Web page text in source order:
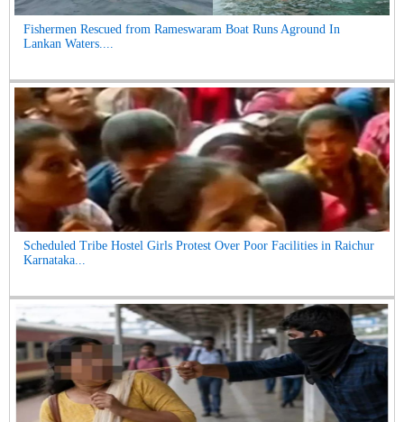
Fishermen Rescued from Rameswaram Boat Runs Aground In
Lankan Waters....
Scheduled Tribe Hostel Girls Protest Over Poor Facilities in Raichur
Karnataka...